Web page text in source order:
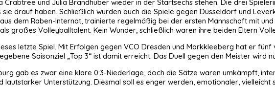
und Julia Brandhuber wieder in der Startsechs stehen. Die drei
drauf haben. Schließlich wurden auch die Spiele gegen Düsseldorf und
dem Raben-Internat, trainierte regelmäßig bei der ersten Mannschaft mit
großes Volleyballtalent. Kein Wunder, schließlich waren ihre beiden Eltern
letzte Spiel. Mit Erfolgen gegen VCO Dresden und Markkleeberg hat er
Saisonziel „Top 3“ ist damit erreicht. Das Duell gegen den Meister wird
gab es zwar eine klare 0:3-Niederlage, doch die Sätze waren umkämpft,
lautstarker Unterstützung. Diesmal soll es enger werden, emotionaler, vielleicht